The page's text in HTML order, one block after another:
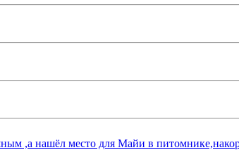
,а нашёл место для Майи в